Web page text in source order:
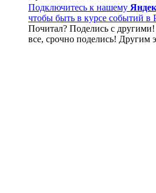
Подключитесь к нашему
чтобы быть в курсе событий в
Почитал? Поделись с
все, срочно поделись! Другим